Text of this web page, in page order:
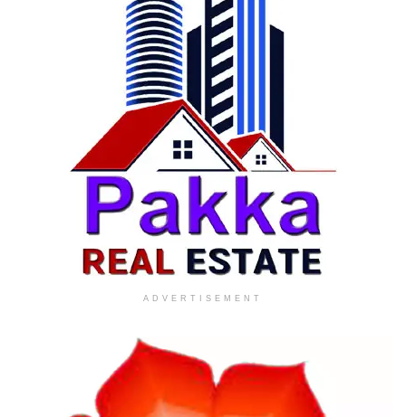
ADVERTISEMENT